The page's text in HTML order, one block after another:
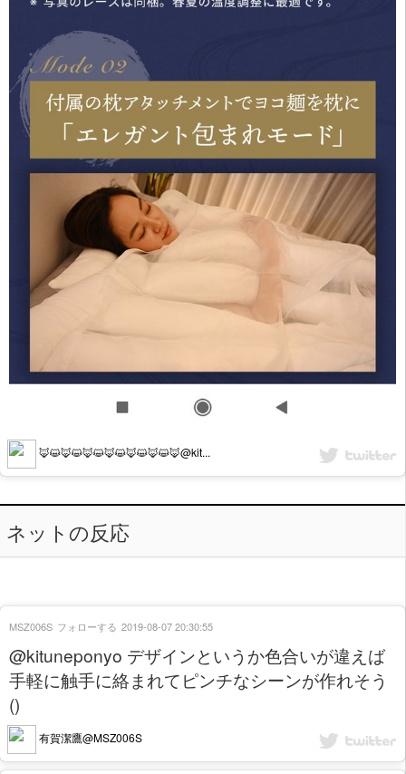
🦊😺🦊😺🦊😺🦊😺🦊😺🦊😺🦊@kit...
ネットの反応
@kituneponyo デザインというか色合いが違えば
手軽に触手に絡まれてピンチなシーンが作れそう
()
有賀潔鷹@MSZ006S
MSZ006S フォローする 2019-08-07 20:30:55